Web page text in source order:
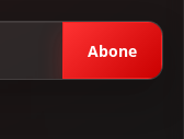
Abone